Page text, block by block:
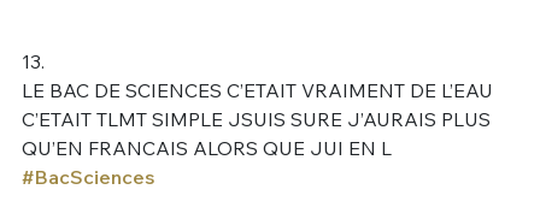
13.
LE BAC DE SCIENCES C’ETAIT VRAIMENT DE L’EAU
C’ETAIT TLMT SIMPLE JSUIS SURE J’AURAIS PLUS
QU’EN FRANCAIS ALORS QUE JUI EN L
#BacSciences